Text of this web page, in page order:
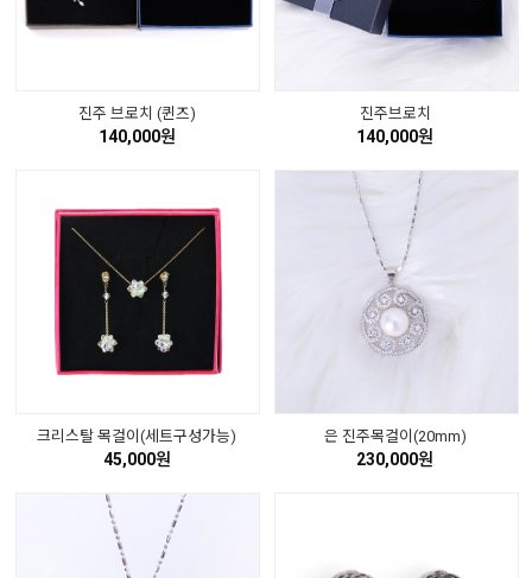
진주 브로치 (퀸즈)
140,000원
진주브로치
140,000원
크리스탈 목걸이(세트구성가능)
45,000원
은 진주목걸이(20mm)
230,000원